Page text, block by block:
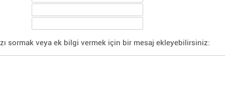
sormak veya ek bilgi vermek için bir mesaj ekleyebilirsiniz: